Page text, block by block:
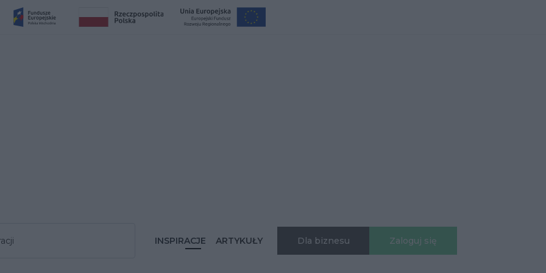
INSPIRACJE ARTYKUŁY Dla biznesu Zaloguj się